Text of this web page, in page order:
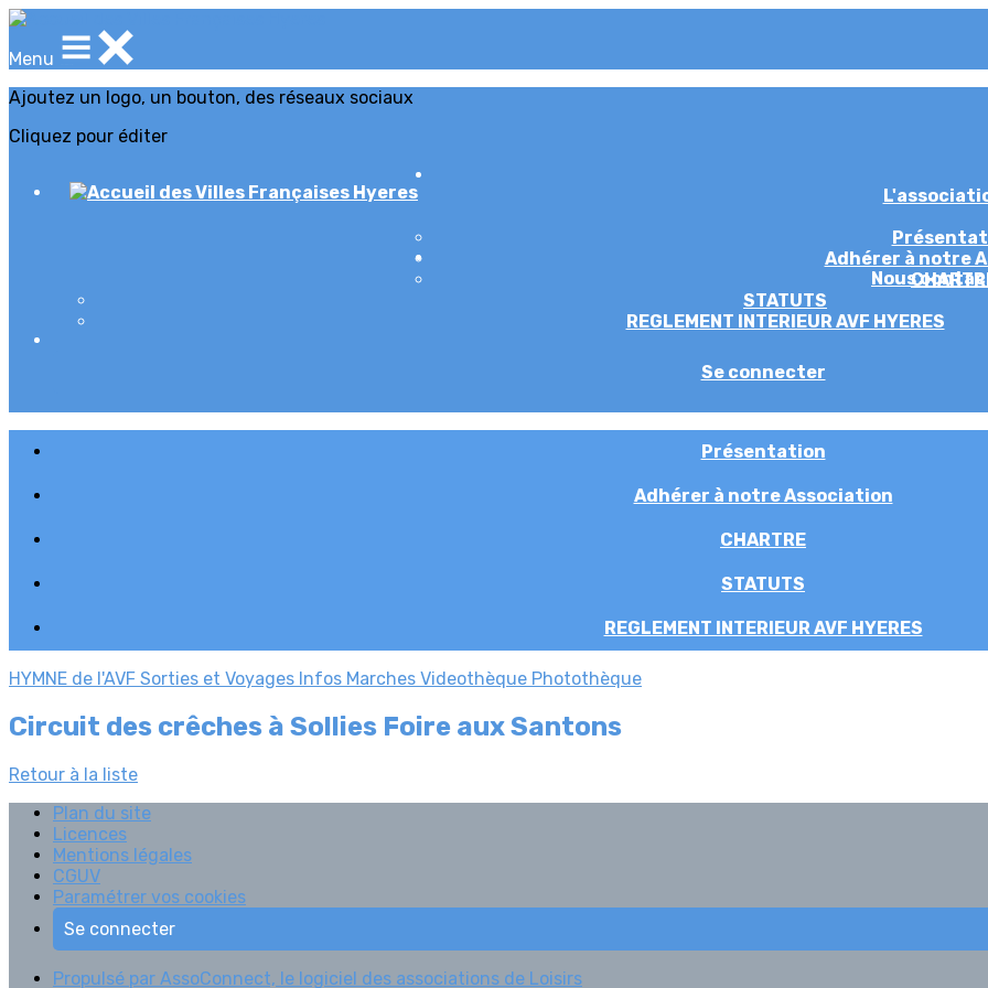
Menu
Ajoutez un logo, un bouton, des réseaux sociaux
Cliquez pour éditer
Adhérer à notre
STATUTS
REGLEMENT INTERIEUR AVF HYERES
Nous
Se connecter
Présentation
Adhérer à notre Association
CHARTRE
STATUTS
REGLEMENT INTERIEUR AVF HYERES
HYMNE de l'AVF Sorties et Voyages Infos Marches Videothèque Photothèque
Circuit des crêches à Sollies Foire aux Santons
Retour à la liste
Plan du site
Licences
Mentions légales
CGUV
Paramétrer vos cookies
Se connecter
Propulsé par AssoConnect, le logiciel des associations de Loisirs